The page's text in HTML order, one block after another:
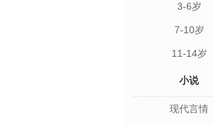
3-6岁
7-10岁
11-14岁
小说
现代言情